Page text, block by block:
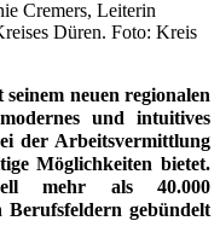
neuen regionalen
und intuitives
der Arbeitsvermittlung
Möglichkeiten bietet.
mehr als 40.000
Berufsfeldern gebündelt